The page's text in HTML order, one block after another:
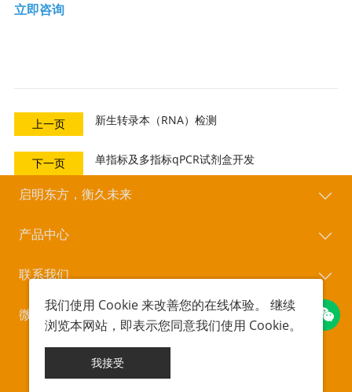
立即咨询
上一页 新生转录本（RNA）检测
下一页 单指标及多指标qPCR试剂盒开发
启明东方，衡久未来
产品中心
联系我们
微信公众号
Copyright © 北京启衡星生物科技有限公司
UEESHOP 京ICP备18042723号-1
我们使用 Cookie来改善您的在线体验。 继续
浏览本网站，即表示您同意我们使用 Cookie。